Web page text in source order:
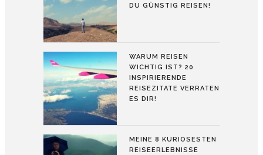
DU GÜNSTIG REISEN!
WARUM REISEN
WICHTIG IST? 20
INSPIRIERENDE
REISEZITATE VERRATEN
ES DIR!
MEINE 8 KURIOSESTEN
REISEERLEBNISSE